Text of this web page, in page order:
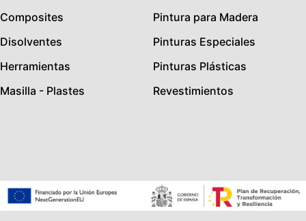
Composites
Disolventes
Herramientas
Masilla - Plastes
Pintura para Madera
Pinturas Especiales
Pinturas Plásticas
Revestimientos